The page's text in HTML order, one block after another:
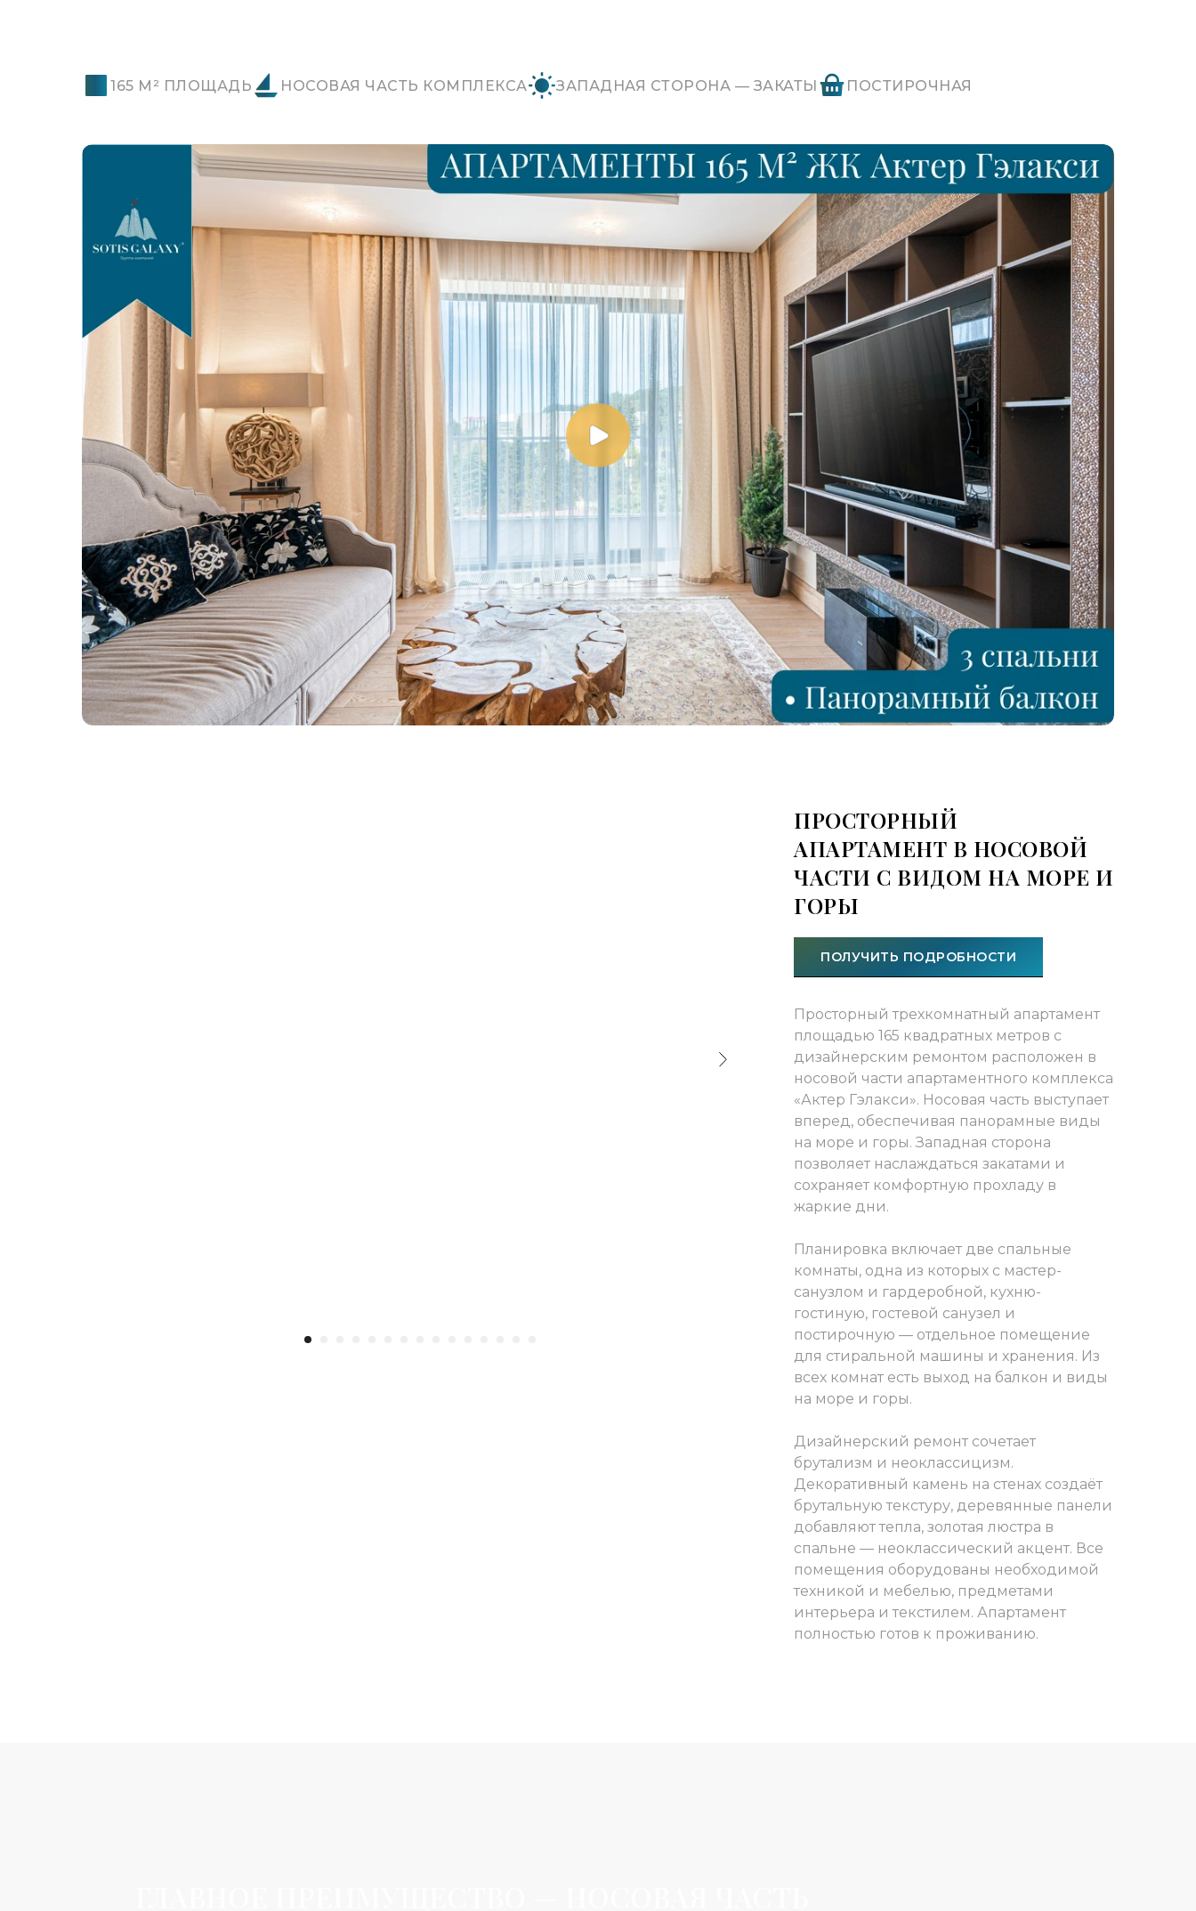
165 М² ПЛОЩАДЬ НОСОВАЯ ЧАСТЬ КОМПЛЕКСА ЗАПАДНАЯ СТОРОНА — ЗАКАТЫ ПОСТИРОЧНАЯ
ПРОСТОРНЫЙ
АПАРТАМЕНТ В НОСОВОЙ
ЧАСТИ С ВИДОМ НА МОРЕ И
ГОРЫ
ПОЛУЧИТЬ ПОДРОБНОСТИ
Просторный трехкомнатный апартамент
площадью 165 квадратных метров с
дизайнерским ремонтом расположен в
носовой части апартаментного комплекса
«Актер Гэлакси». Носовая часть выступает
вперед, обеспечивая панорамные виды
на море и горы. Западная сторона
позволяет наслаждаться закатами и
сохраняет комфортную прохладу в
жаркие дни.
Планировка включает две спальные
комнаты, одна из которых с мастер-
санузлом и гардеробной, кухню-
гостиную, гостевой санузел и
постирочную — отдельное помещение
для стиральной машины и хранения. Из
всех комнат есть выход на балкон и виды
на море и горы.
Дизайнерский ремонт сочетает
брутализм и неоклассицизм.
Декоративный камень на стенах создаёт
брутальную текстуру, деревянные панели
добавляют тепла, золотая люстра в
спальне — неоклассический акцент. Все
помещения оборудованы необходимой
техникой и мебелью, предметами
интерьера и текстилем. Апартамент
полностью готов к проживанию.